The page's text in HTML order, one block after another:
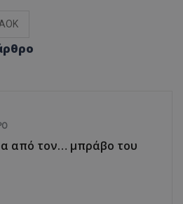
από τον… μπράβο του